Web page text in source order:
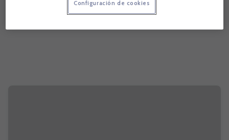
Configuración de cookies